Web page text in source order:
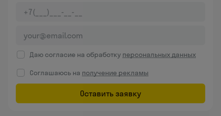
Даю согласие на обработку персональных данных
Соглашаюсь на получение рекламы
Оставить заявку